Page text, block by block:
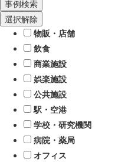
選択解除
物販・店舗
飲食
商業施設
娯楽施設
公共施設
駅・空港
学校・研究機関
病院・薬局
オフィス